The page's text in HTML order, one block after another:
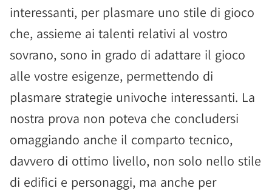
interessanti, per plasmare uno stile di gioco
che, assieme ai talenti relativi al vostro
sovrano, sono in grado di adattare il gioco
alle vostre esigenze, permettendo di
plasmare strategie univoche interessanti. La
nostra prova non poteva che concludersi
omaggiando anche il comparto tecnico,
davvero di ottimo livello, non solo nello stile
di edifici e personaggi, ma anche per